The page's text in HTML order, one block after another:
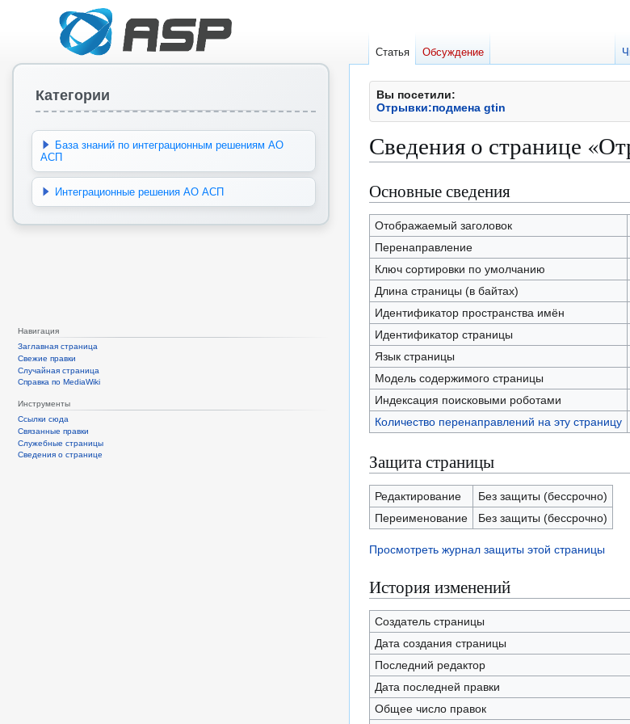
Вы посетили:
Отрывки:подмена gtin
Сведения о странице
Перейти
к
навигации
Перейти
к
поиску
Основные сведения
Отображаемый заголовок
Перенаправление
Ключ сортировки по умолчанию
Длина страницы (в байтах)
Идентификатор пространства имён
Идентификатор страницы
Язык страницы
Модель содержимого страницы
Индексация поисковыми роботами
Количество перенаправлений на эту страницу
Защита страницы
Редактирование
Без защиты (бессрочно)
Переименование
Без защиты (бессрочно)
Просмотреть журнал защиты этой страницы
История изменений
Создатель страницы
Дата создания страницы
Последний редактор
Дата последней правки
Общее число правок
Статья Обсуждение
Категории
База знаний по интеграционным решениям АО
АСП
Интеграционные решения АО АСП
Навигация
Заглавная страница
Свежие правки
Случайная страница
Справка по MediaWiki
Инструменты
Ссылки сюда
Связанные правки
Служебные страницы
Сведения о странице